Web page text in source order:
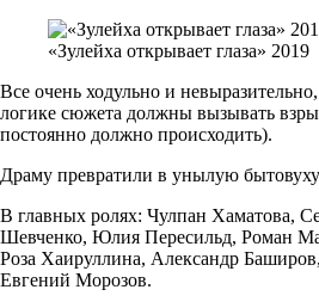
«Зулейха открывает глаза» 2019
Все очень ходульно и
логике сюжета должны вызывать
постоянно должно происходить).
Драму превратили в унылую
В главных ролях: Чулпан Хаматова,
Шевченко, Юлия Пересильд, Роман
Роза Хаируллина, Александр
Евгений Морозов.